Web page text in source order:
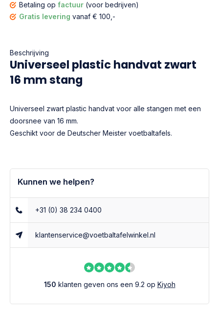
Betaling op factuur (voor bedrijven)
Gratis levering vanaf € 100,-
Beschrijving
Universeel plastic handvat zwart
16 mm stang
Universeel zwart plastic handvat voor alle stangen met een
doorsnee van 16 mm.
Geschikt voor de Deutscher Meister voetbaltafels.
Kunnen we helpen?
+31 (0) 38 234 0400
klantenservice@voetbaltafelwinkel.nl
150 klanten geven ons een 9.2 op Kiyoh